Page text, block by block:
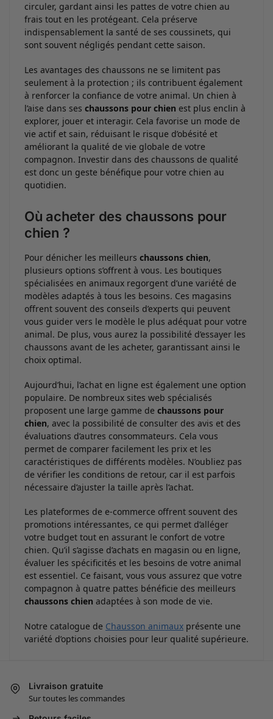
circuler, gardant ainsi les pattes de votre chien au
frais tout en les protégeant. Cela préserve
indispensablement la santé de ses coussinets, qui
sont souvent négligés pendant cette saison.
Les avantages des chaussons ne se limitent pas
seulement à la protection ; ils contribuent également
à renforcer la confiance de votre animal. Un chien à
l’aise dans ses chaussons pour chien est plus enclin à
explorer, jouer et interagir. Cela favorise un mode de
vie actif et sain, réduisant le risque d’obésité et
améliorant la qualité de vie globale de votre
compagnon. Investir dans des chaussons de qualité
est donc un geste bénéfique pour votre chien au
quotidien.
Où acheter des chaussons pour
chien ?
Pour dénicher les meilleurs chaussons chien,
plusieurs options s’offrent à vous. Les boutiques
spécialisées en animaux regorgent d’une variété de
modèles adaptés à tous les besoins. Ces magasins
offrent souvent des conseils d’experts qui peuvent
vous guider vers le modèle le plus adéquat pour votre
animal. De plus, vous aurez la possibilité d’essayer les
chaussons avant de les acheter, garantissant ainsi le
choix optimal.
Aujourd’hui, l’achat en ligne est également une option
populaire. De nombreux sites web spécialisés
proposent une large gamme de chaussons pour
chien, avec la possibilité de consulter des avis et des
évaluations d’autres consommateurs. Cela vous
permet de comparer facilement les prix et les
caractéristiques de différents modèles. N’oubliez pas
de vérifier les conditions de retour, car il est parfois
nécessaire d’ajuster la taille après l’achat.
Les plateformes de e-commerce offrent souvent des
promotions intéressantes, ce qui permet d’alléger
votre budget tout en assurant le confort de votre
chien. Qu’il s’agisse d’achats en magasin ou en ligne,
évaluer les spécificités et les besoins de votre animal
est essentiel. Ce faisant, vous vous assurez que votre
compagnon à quatre pattes bénéficie des meilleurs
chaussons chien adaptées à son mode de vie.
Notre catalogue de Chausson animaux présente une
variété d’options choisies pour leur qualité supérieure.
Livraison gratuite
Sur toutes les commandes